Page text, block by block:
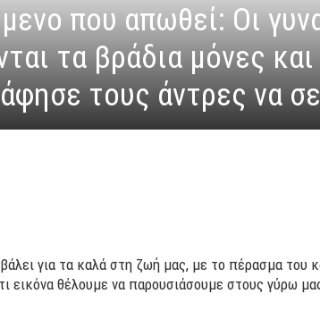
που απωθεί: Οι
τα βράδια μόνες
τους άντρες να
για τα καλά στη ζωή μας, με το πέρασμα του
εικόνα θέλουμε να παρουσιάσουμε στους γύρω